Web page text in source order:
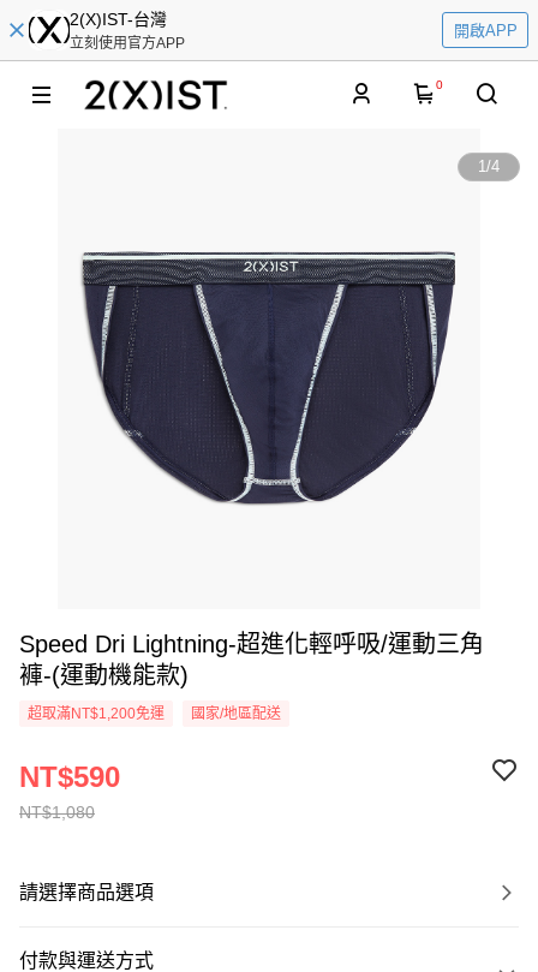
2(X)IST-台灣
立刻使用官方APP
開啟APP
0
1/4
Speed Dri Lightning-超進化輕呼吸/運動三角
褲-(運動機能款)
超取滿NT$1,200免運 國家/地區配送
NT$1,080
NT$590
請選擇商品選項
付款與運送方式